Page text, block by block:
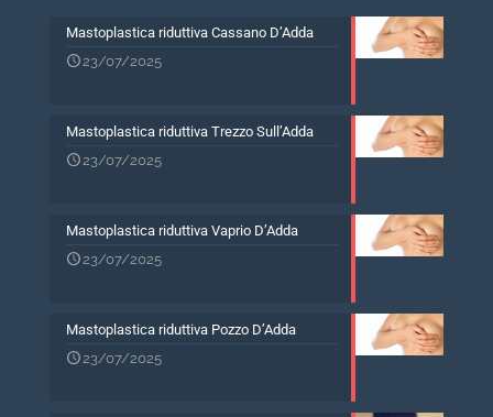
Mastoplastica riduttiva Cassano D’Adda
23/07/2025
Mastoplastica riduttiva Trezzo Sull’Adda
23/07/2025
Mastoplastica riduttiva Vaprio D’Adda
23/07/2025
Mastoplastica riduttiva Pozzo D’Adda
23/07/2025